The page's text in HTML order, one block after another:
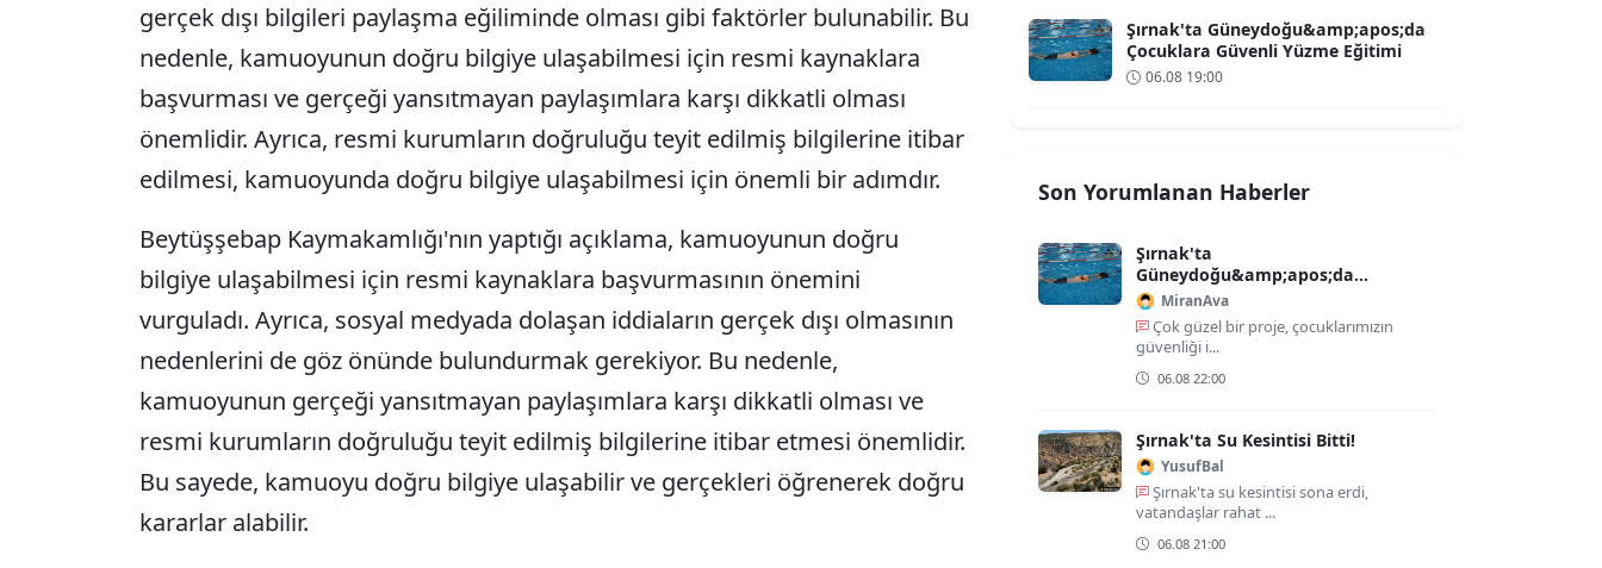
gerçek dışı bilgileri paylaşma eğiliminde olması gibi faktörler bulunabilir. Bu
nedenle, kamuoyunun doğru bilgiye ulaşabilmesi için resmi kaynaklara
başvurması ve gerçeği yansıtmayan paylaşımlara karşı dikkatli olması
önemlidir. Ayrıca, resmi kurumların doğruluğu teyit edilmiş bilgilerine itibar
edilmesi, kamuoyunda doğru bilgiye ulaşabilmesi için önemli bir adımdır.
Beytüşşebap Kaymakamlığı'nın yaptığı açıklama, kamuoyunun doğru
bilgiye ulaşabilmesi için resmi kaynaklara başvurmasının önemini
vurguladı. Ayrıca, sosyal medyada dolaşan iddiaların gerçek dışı olmasının
nedenlerini de göz önünde bulundurmak gerekiyor. Bu nedenle,
kamuoyunun gerçeği yansıtmayan paylaşımlara karşı dikkatli olması ve
resmi kurumların doğruluğu teyit edilmiş bilgilerine itibar etmesi önemlidir.
Bu sayede, kamuoyu doğru bilgiye ulaşabilir ve gerçekleri öğrenerek doğru
kararlar alabilir.
Şırnak'ta Güneydoğu&amp;apos;da
Çocuklara Güvenli Yüzme Eğitimi
06.08 19:00
Son Yorumlanan Haberler
Şırnak'ta
Güneydoğu&amp;apos;da
Çocuklara Güvenli Yüzme Eğitimi
MiranAva
Çok güzel bir proje, çocuklarımızın
güvenliği i...
06.08 22:00
Şırnak'ta Su Kesintisi Bitti!
YusufBal
Şırnak'ta su kesintisi sona erdi,
vatandaşlar rahat ...
06.08 21:00